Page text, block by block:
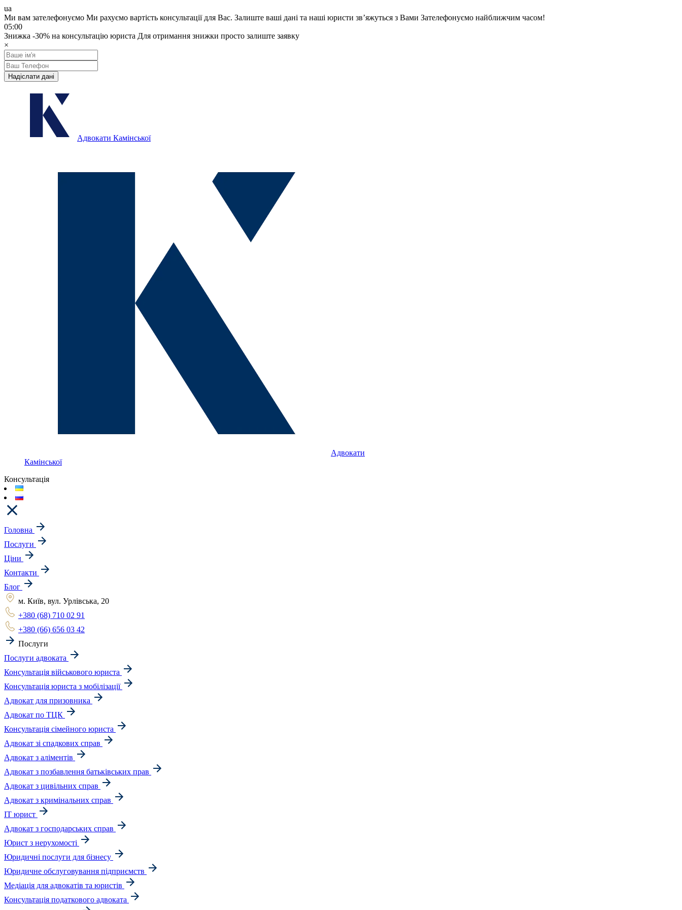
ua
Ми вам зателефонуємо Ми рахуємо вартість консультації для Вас. Залиште ваші дані та наші юристи звʼяжуться з Вами Зателефонуємо найближчим часом!
05:00
Знижка -30% на консультацію юриста Для отримання знижки просто залиште заявку
×
Надіслати дані
Адвокати Камінської
Адвокати
Камінської
Консультація
Головна
Послуги
Ціни
Контакти
Блог
м. Київ, вул. Урлівська, 20
+380 (68) 710 02 91
+380 (66) 656 03 42
Послуги
Послуги адвоката
Консультація військового юриста
Консультація юриста з мобілізації
Адвокат для призовника
Адвокат по ТЦК
Консультація сімейного юриста
Адвокат зі спадкових справ
Адвокат з аліментів
Адвокат з позбавлення батьківських прав
Адвокат з цивільних справ
Адвокат з кримінальних справ
IT юрист
Адвокат з господарських справ
Юрист з нерухомості
Юридичні послуги для бізнесу
Юридичне обслуговування підприємств
Медіація для адвокатів та юристів
Консультація податкового адвоката